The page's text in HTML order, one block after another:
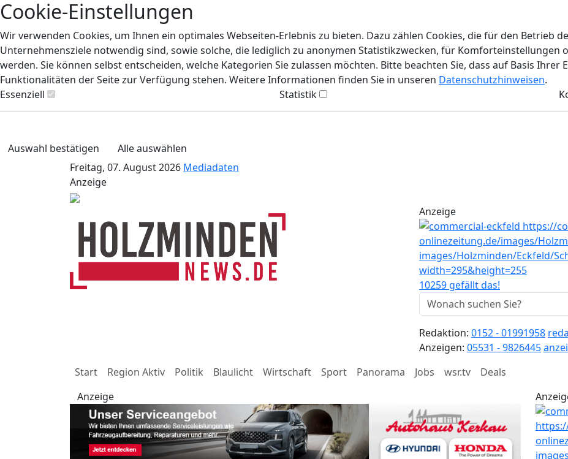
Cookie-Einstellungen
Wir verwenden Cookies, um Ihnen ein optimales Webseiten-Erlebnis zu bieten. Dazu zählen Cookies, die für den Betrieb
Unternehmensziele notwendig sind, sowie solche, die lediglich zu anonymen Statistikzwecken, für
werden. Sie können selbst entscheiden, welche Kategorien Sie zulassen möchten. Bitte beachten Sie, dass auf Basis
Funktionalitäten der Seite zur Verfügung stehen. Weitere Informationen finden Sie in unseren Datenschutzhinweisen.
Essenziell
Statistik
Auswahl bestätigen
Alle auswählen
Freitag, 07. August 2026 Mediadaten
Anzeige
Anzeige
10259 gefällt das!
Redaktion: 0152 - 01991958
Anzeigen: 05531 - 9826445
Start
Region Aktiv Politik Blaulicht Wirtschaft Sport Panorama Jobs wsr.tv
Deals
Anzeige